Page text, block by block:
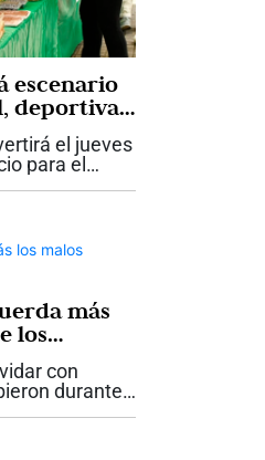
escenario
deportiva
el jueves
para el
más
los
con
durante